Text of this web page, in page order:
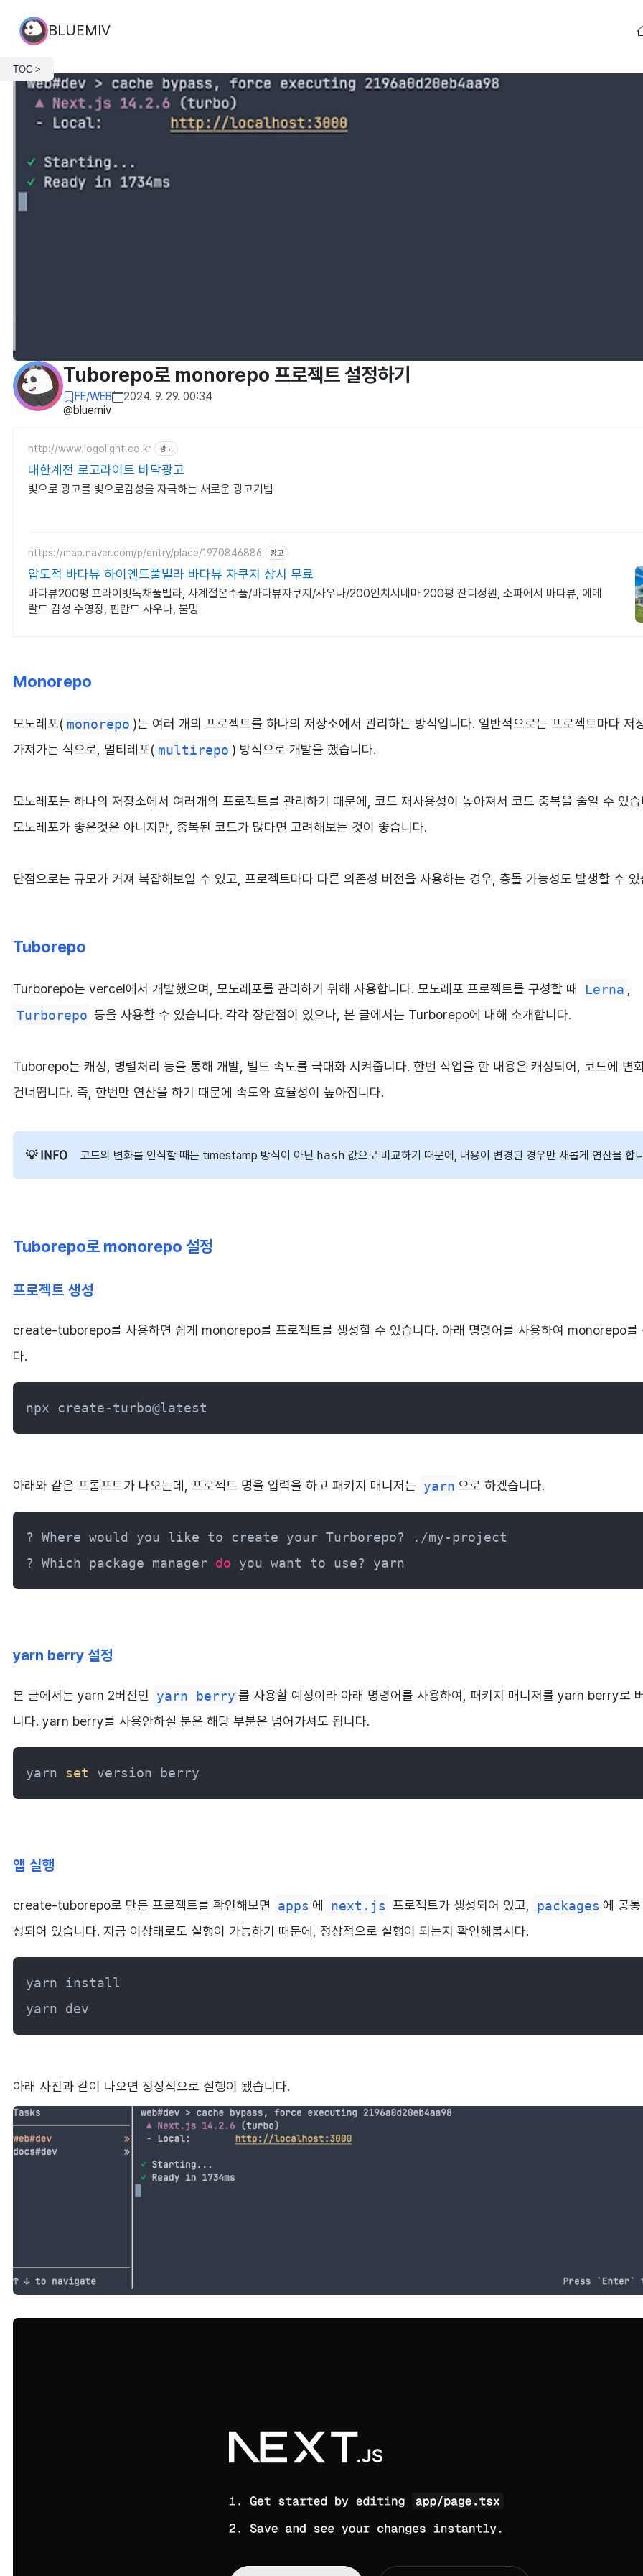
BLUEMIV
Tuborepo로 monorepo 프로젝트 설정하기
FE/WEB
2024. 9. 29. 00:34
@bluemiv
TOC >
http://www.logolight.co.kr 광고
대한계전 로고라이트 바닥광고
빛으로 광고를 빛으로감성을 자극하는 새로운 광고기법
https://map.naver.com/p/entry/place/1970846886 광고
압도적 바다뷰 하이엔드풀빌라 바다뷰 자쿠지 상시 무료
바다뷰200평 프라이빗독채풀빌라, 사계절온수풀/바다뷰자쿠지/사우나/200인치시네마 200평 잔디정원, 소파에서 바다뷰, 에메
랄드 감성 수영장, 핀란드 사우나, 불멍
Monorepo
모노레포( monorepo )는 여러 개의 프로젝트를 하나의 저장소에서 관리하는 방식입니다. 일반적으로는 프로젝트마다 저
가져가는 식으로, 멀티레포( multirepo ) 방식으로 개발을 했습니다.
모노레포는 하나의 저장소에서 여러개의 프로젝트를 관리하기 때문에, 코드 재사용성이 높아져서 코드 중복을 줄일 수 있습
모노레포가 좋은것은 아니지만, 중복된 코드가 많다면 고려해보는 것이 좋습니다.
단점으로는 규모가 커져 복잡해보일 수 있고, 프로젝트마다 다른 의존성 버전을 사용하는 경우, 충돌 가능성도 발생할 수 있
Tuborepo
Turborepo는 vercel에서 개발했으며, 모노레포를 관리하기 위해 사용합니다. 모노레포 프로젝트를 구성할 때 Lerna
Turborepo 등을 사용할 수 있습니다. 각각 장단점이 있으나, 본 글에서는 Turborepo에 대해 소개합니다.
Tuborepo는 캐싱, 병렬처리 등을 통해 개발, 빌드 속도를 극대화 시켜줍니다. 한번 작업을 한 내용은 캐싱되어, 코드에 변
건너뜁니다. 즉, 한번만 연산을 하기 때문에 속도와 효율성이 높아집니다.
코드의 변화를 인식할 때는 timestamp 방식이 아닌 hash 값으로 비교하기 때문에, 내용이 변경된 경우만 새롭게 연산을 합
Tuborepo로 monorepo 설정
프로젝트 생성
create-tuborepo를 사용하면 쉽게 monorepo를 프로젝트를 생성할 수 있습니다. 아래 명령어를 사용하여 monorepo를
다.
npx create-turbo@latest
아래와 같은 프롬프트가 나오는데, 프로젝트 명을 입력을 하고 패키지 매니저는 yarn 으로 하겠습니다.
? Where would you like to create your Turborepo? ./my-project
? Which package manager do you want to use? yarn
yarn berry 설정
본 글에서는 yarn 2버전인 yarn berry 를 사용할 예정이라 아래 명령어를 사용하여, 패키지 매니저를 yarn berry로
니다. yarn berry를 사용안하실 분은 해당 부분은 넘어가셔도 됩니다.
yarn set version berry
앱 실행
create-tuborepo로 만든 프로젝트를 확인해보면 apps 에 next.js 프로젝트가 생성되어 있고, packages 에 공
성되어 있습니다. 지금 이상태로도 실행이 가능하기 때문에, 정상적으로 실행이 되는지 확인해봅시다.
yarn install
yarn dev
아래 사진과 같이 나오면 정상적으로 실행이 됐습니다.